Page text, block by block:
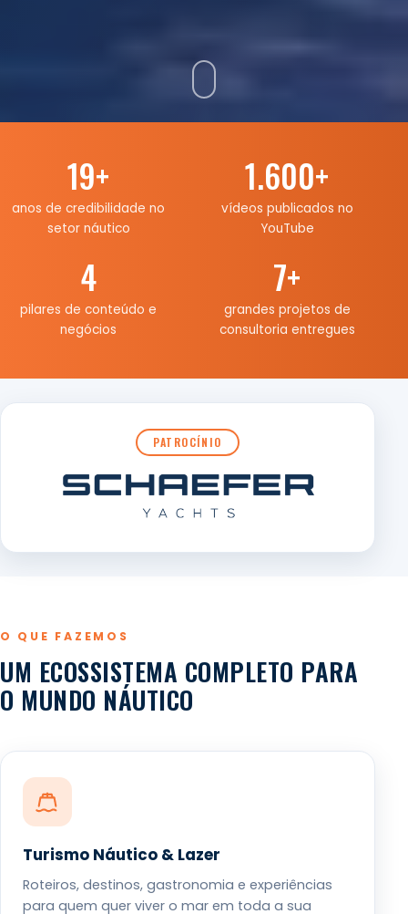
19+
anos de credibilidade no
setor náutico
1.600+
vídeos publicados no
YouTube
4
pilares de conteúdo e
negócios
7+
grandes projetos de
consultoria entregues
PATROCÍNIO
O QUE FAZEMOS
UM ECOSSISTEMA COMPLETO PARA
O MUNDO NÁUTICO
Turismo Náutico & Lazer
Roteiros, destinos, gastronomia e experiências
para quem quer viver o mar em toda a sua